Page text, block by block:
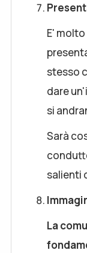
E'
stesso
dare
si
Sarà
salienti
La